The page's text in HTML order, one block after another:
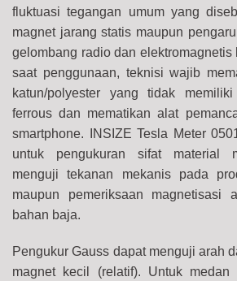
fluktuasi tegangan umum yang
magnet jarang statis maupun
gelombang radio dan elektromagnetis
saat penggunaan, teknisi wajib
katun/polyester yang tidak
ferrous dan mematikan alat
smartphone. INSIZE Tesla Meter
untuk pengukuran sifat material
menguji tekanan mekanis pada
maupun pemeriksaan magnetisasi
bahan baja.
Pengukur Gauss dapat menguji arah
magnet kecil (relatif). Untuk